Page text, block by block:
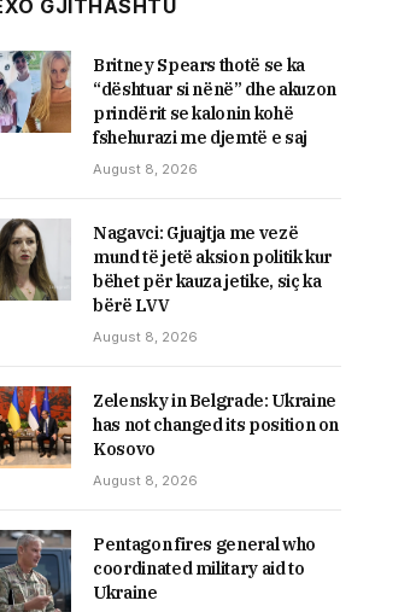
GJITHASHTU
Britney Spears thotë se ka
“dështuar si nënë” dhe akuzon
prindërit se kalonin kohë
fshehurazi me djemtë e saj
August 8, 2026
Nagavci: Gjuajtja me vezë
mund të jetë aksion politik kur
bëhet për kauza jetike, siç ka
bërë LVV
August 8, 2026
Zelensky in Belgrade: Ukraine
has not changed its position on
Kosovo
August 8, 2026
Pentagon fires general who
coordinated military aid to
Ukraine